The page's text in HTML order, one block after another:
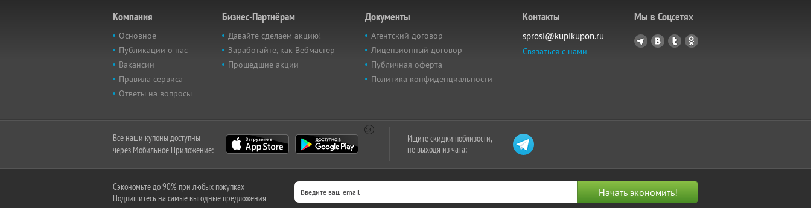
Компания
Основное
Публикации о нас
Вакансии
Правила сервиса
Ответы на вопросы
Бизнес-Партнёрам
Давайте сделаем акцию!
Заработайте, как Вебмастер
Прошедшие акции
Документы
Агентский договор
Лицензионный договор
Публичная оферта
Политика конфиденциальности
Контакты
sprosi@kupikupon.ru
Связаться с нами
Мы в Соцсетях
Все наши купоны доступны
через Мобильное Приложение:
Ищите скидки поблизости,
не выходя из чата:
Сэкономьте до 90% при любых покупках
Подпишитесь на самые выгодные предложения